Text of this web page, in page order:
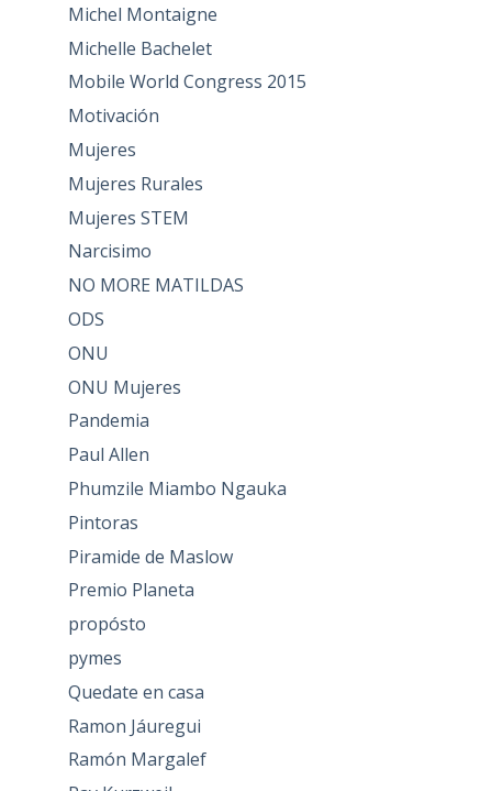
Michel Montaigne
Michelle Bachelet
Mobile World Congress 2015
Motivación
Mujeres
Mujeres Rurales
Mujeres STEM
Narcisimo
NO MORE MATILDAS
ODS
ONU
ONU Mujeres
Pandemia
Paul Allen
Phumzile Miambo Ngauka
Pintoras
Piramide de Maslow
Premio Planeta
propósto
pymes
Quedate en casa
Ramon Jáuregui
Ramón Margalef